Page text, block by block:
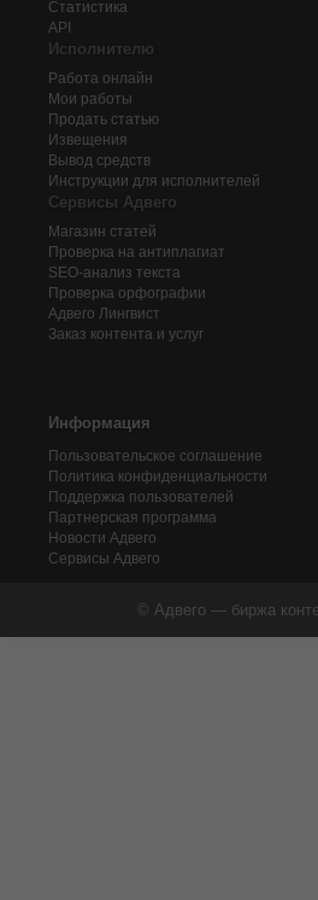
Статистика
API
Исполнителю
Работа онлайн
Мои работы
Продать статью
Извещения
Вывод средств
Инструкции для исполнителей
Сервисы Адвего
Магазин статей
Проверка на антиплагиат
SEO-анализ текста
Проверка орфографии
Адвего Лингвист
Заказ контента и услуг
Информация
Пользовательское соглашение
Политика конфиденциальности
Поддержка пользователей
Партнерская программа
Новости Адвего
Сервисы Адвего
© Адвего — биржа